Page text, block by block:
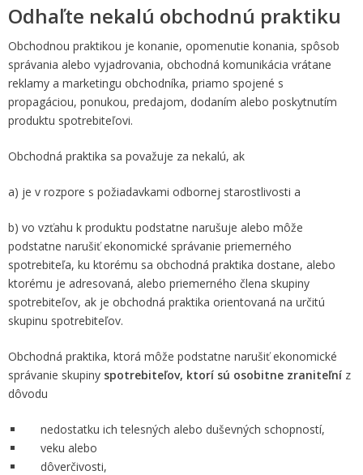
Odhaľte nekalú obchodnú praktiku
Obchodnou praktikou je konanie, opomenutie konania, spôsob
správania alebo vyjadrovania, obchodná komunikácia vrátane
reklamy a marketingu obchodníka, priamo spojené s
propagáciou, ponukou, predajom, dodaním alebo poskytnutím
produktu spotrebiteľovi.
Obchodná praktika sa považuje za nekalú, ak
a) je v rozpore s požiadavkami odbornej starostlivosti a
b) vo vzťahu k produktu podstatne narušuje alebo môže
podstatne narušiť ekonomické správanie priemerného
spotrebiteľa, ku ktorému sa obchodná praktika dostane, alebo
ktorému je adresovaná, alebo priemerného člena skupiny
spotrebiteľov, ak je obchodná praktika orientovaná na určitú
skupinu spotrebiteľov.
Obchodná praktika, ktorá môže podstatne narušiť ekonomické
správanie skupiny spotrebiteľov, ktorí sú osobitne zraniteľní z
dôvodu
nedostatku ich telesných alebo duševných schopností,
veku alebo
dôverčivosti,